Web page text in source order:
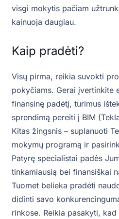
visgi mokytis pačiam
kainuoja daugiau.
Kaip pradėti?
Visų pirma, reikia suvokti
pokyčiams. Gerai įvertinkite
finansinę padėtį, turimus
sprendimą pereiti į BIM
Kitas žingsnis – suplanuoti
mokymų programą ir
Patyrę specialistai padės
tinkamiausią bei finansiškai
Tuomet belieka pradėti
didinti savo
rinkose. Reikia pasakyti,